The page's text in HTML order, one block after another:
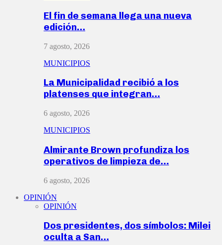
El fin de semana llega una nueva
edición…
7 agosto, 2026
MUNICIPIOS
La Municipalidad recibió a los
platenses que integran…
6 agosto, 2026
MUNICIPIOS
Almirante Brown profundiza los
operativos de limpieza de…
6 agosto, 2026
OPINIÓN
OPINIÓN
Dos presidentes, dos símbolos: Milei
oculta a San…